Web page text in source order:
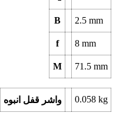
B 2.5 mm
f 8 mm
M 71.5 mm
واشر قفل انبوه 0.058 kg